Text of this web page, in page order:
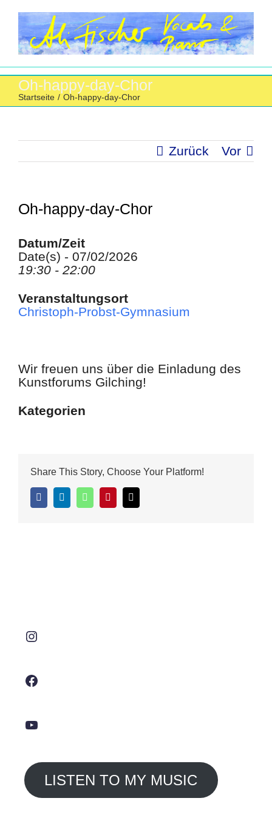
Inhalt
springen
Oh-happy-day-Chor
Startseite / Oh-happy-day-Chor
Zurück Vor
Oh-happy-day-Chor
Datum/Zeit
Date(s) - 07/02/2026
19:30 - 22:00
Veranstaltungsort
Christoph-Probst-Gymnasium
Wir freuen uns über die Einladung des
Kunstforums Gilching!
Kategorien
Share This Story, Choose Your Platform!
FacebookLinkedInWhatsAppPinterest
Mail
LISTEN TO MY MUSIC